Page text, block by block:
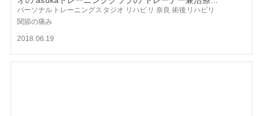
パーソナルトレーニングスタジオ リハビリ 奈良 術後リハビリ
関節の痛み
2018.06.19